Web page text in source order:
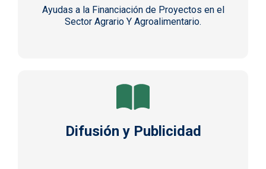
Ayudas a la Financiación de Proyectos en el
Sector Agrario Y Agroalimentario.
Difusión y Publicidad